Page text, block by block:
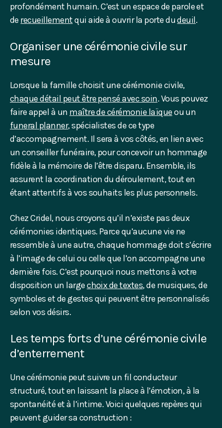
profondément humain. C’est un espace de parole et
de recueillementqui aide à ouvrir la porte dudeuil.
Organiser une cérémonie civile sur
mesure
Lorsque la famille choisit une cérémonie civile,
chaque détail peut être pensé avec soin. Vous pouvez
faire appel à un maître de cérémonie laïqueou un
funeral planner, spécialistes de ce type
d’accompagnement. Il sera à vos côtés, en lien avec
un conseiller funéraire, pour concevoir un hommage
fidèle à la mémoire de l’être disparu. Ensemble, ils
assurent la coordination du déroulement, tout en
étant attentifs à vos souhaits les plus personnels.
Chez Cridel, nous croyons qu’il n’existe pas deux
cérémonies identiques. Parce qu’aucune vie ne
ressemble à une autre, chaque hommage doit s’écrire
à l’image de celui ou celle que l’on accompagne une
dernière fois. C’est pourquoi nous mettons à votre
disposition un largechoix de textes, de musiques, de
symboles et de gestes qui peuvent être personnalisés
selon vos désirs.
Les temps forts d’une cérémonie civile
d’enterrement
Une cérémonie peut suivre un fil conducteur
structuré, tout en laissant la place à l’émotion, à la
spontanéité et à l’intime. Voici quelques repères qui
peuvent guider sa construction :